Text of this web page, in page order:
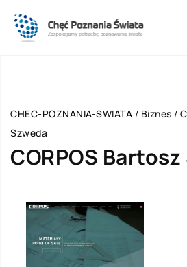
CHEC-POZNANIA-SWIATA / Biznes /
Szweda
CORPOS